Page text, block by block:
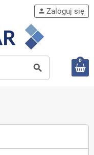
search
person Zaloguj się
0